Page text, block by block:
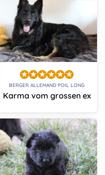
BERGER ALLEMAND POIL LONG
Karma vom grossen ex